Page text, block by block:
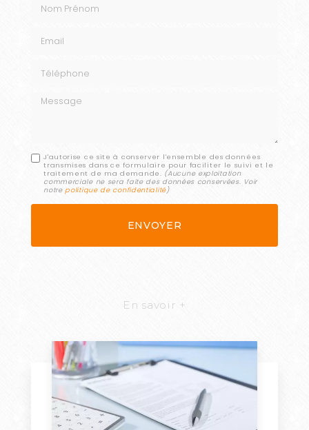
Message
J'autorise ce site à conserver l'ensemble des données
transmises dans ce formulaire pour faciliter le suivi et le
traitement de ma demande. (Aucune exploitation
commerciale ne sera faite des données conservées. Voir
notrepolitique de confidentialité)
En savoir +